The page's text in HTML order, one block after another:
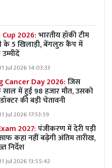
2026:भारतीय हॉकी टीम
के 5 खिलाड़ी, बेंगलुरु कैंप में
Jul 2026 14:03:33
Cancer Day 2026:जिस
साल में हुई 98 हजार मौत, उसको
की बड़ी चेतावनी
Jul 2026 17:53:59
2027:पंजीकरण में देरी पड़ी
साफ कहा नहीं बढ़ेगी अंतिम तारीख,
निर्देश
Jul 2026 13:55:42